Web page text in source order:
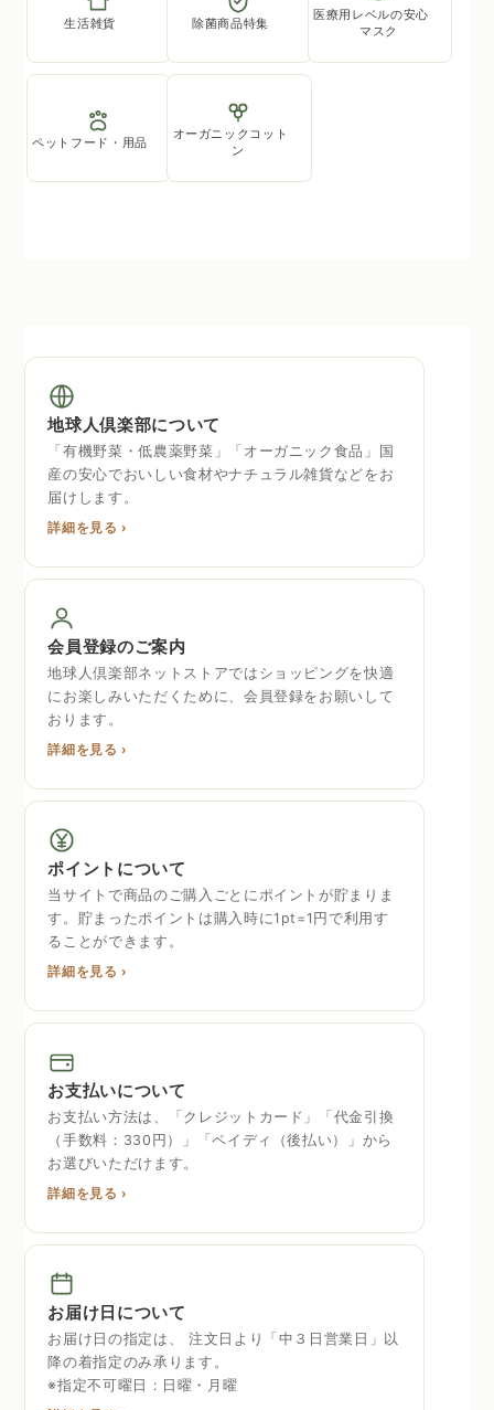
生活雑貨 除菌商品特集
医療用レベルの安心
マスク
ペットフード・用品
オーガニックコット
ン
地球人倶楽部について
「有機野菜・低農薬野菜」「オーガニック食品」国
産の安心でおいしい食材やナチュラル雑貨などをお
届けします。
詳細を見る ›
会員登録のご案内
地球人倶楽部ネットストアではショッピングを快適
にお楽しみいただくために、会員登録をお願いして
おります。
詳細を見る ›
ポイントについて
当サイトで商品のご購入ごとにポイントが貯まりま
す。貯まったポイントは購入時に1pt=1円で利用す
ることができます。
詳細を見る ›
お支払いについて
お支払い方法は、「クレジットカード」「代金引換
（手数料：330円）」「ペイディ（後払い）」から
お選びいただけます。
詳細を見る ›
お届け日について
お届け日の指定は、 注文日より「中３日営業日」以
降の着指定のみ承ります。
※指定不可曜日 : 日曜・月曜